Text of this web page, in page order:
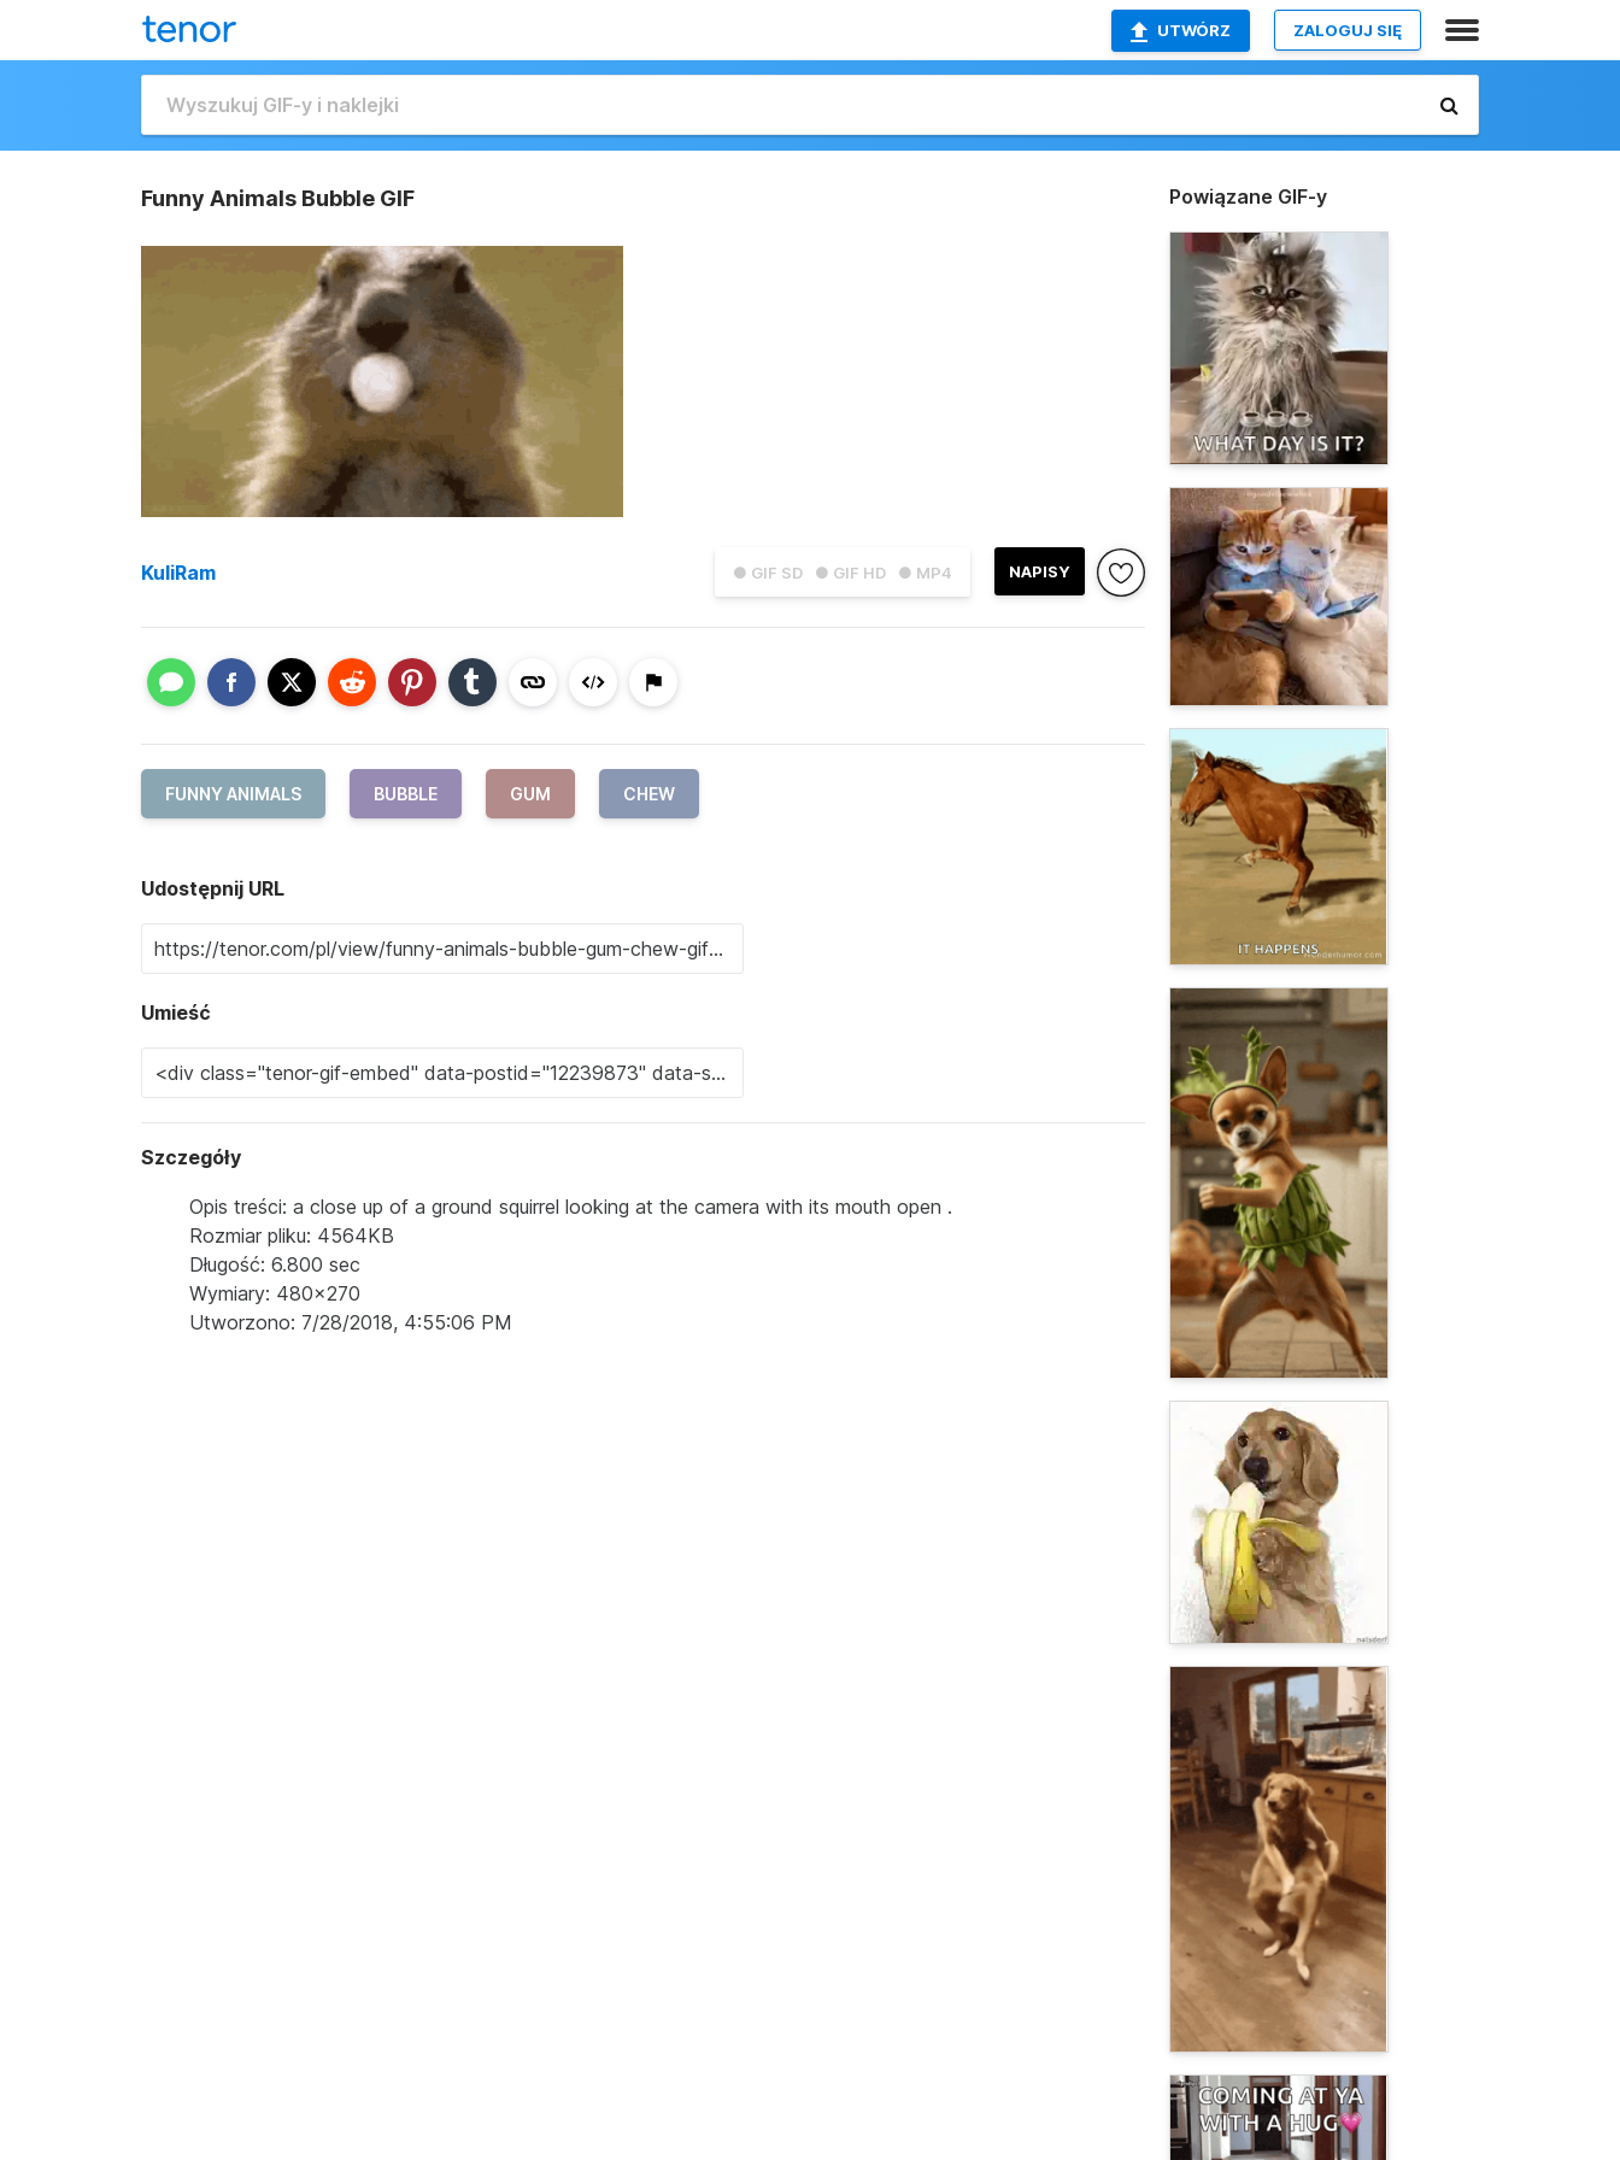
UTWÓRZ ZALOGUJ SIĘ
Funny Animals Bubble GIF
● GIF SD ● GIF HD ● MP4 NAPISY
KuliRam
FUNNY ANIMALS BUBBLE GUM CHEW
Udostępnij URL
Umieść
Szczegóły
Opis treści: a close up of a ground squirrel looking at the camera with its mouth open .
Rozmiar pliku: 4564KB
Długość: 6.800 sec
Wymiary: 480x270
Utworzono: 7/28/2018, 4:55:06 PM
Powiązane GIF-y